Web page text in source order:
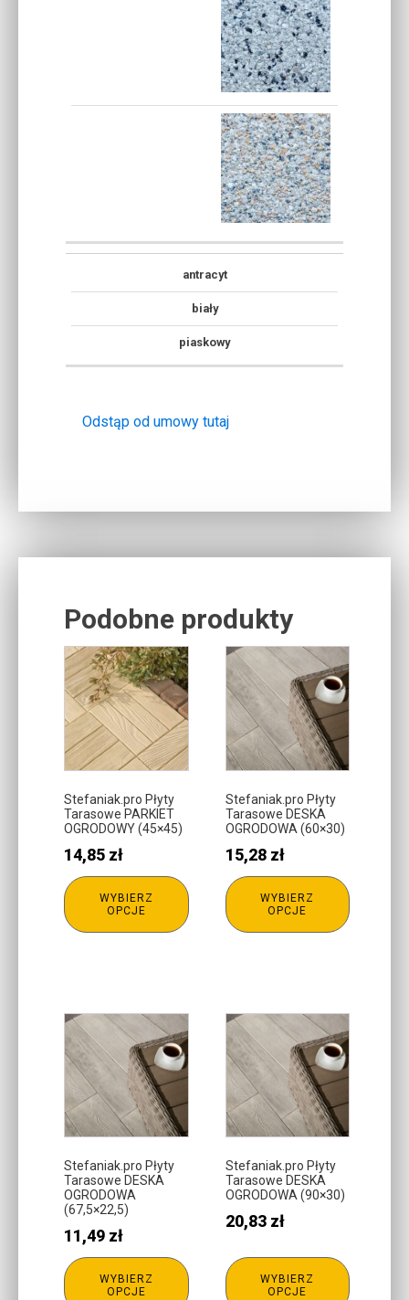
antracyt
biały
piaskowy
Odstąp od umowy tutaj
Podobne produkty
Stefaniak.pro Płyty
Tarasowe PARKIET
OGRODOWY (45×45)
14,85 zł
WYBIERZ
OPCJE
Ten
produkt
ma
wiele
wariantów.
Opcje
można
wybrać
stronie
produktu
Stefaniak.pro Płyty
Tarasowe DESKA
OGRODOWA (60×30)
15,28 zł
WYBIERZ
OPCJE
Ten
produkt
ma
wiele
wariantów.
Opcje
można
wybrać
stronie
produktu
Stefaniak.pro Płyty
Tarasowe DESKA
OGRODOWA
(67,5×22,5)
11,49 zł
WYBIERZ
OPCJE
Ten
produkt
ma
wiele
wariantów.
Opcje
można
wybrać
na
stronie
Stefaniak.pro Płyty
Tarasowe DESKA
OGRODOWA (90×30)
20,83 zł
WYBIERZ
OPCJE
Ten
produkt
ma
wiele
wariantów.
Opcje
można
wybrać
stronie